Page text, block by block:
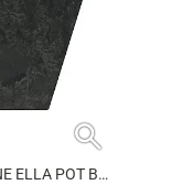
search
КАШПО ARTSTONE ELLA POT BLACK